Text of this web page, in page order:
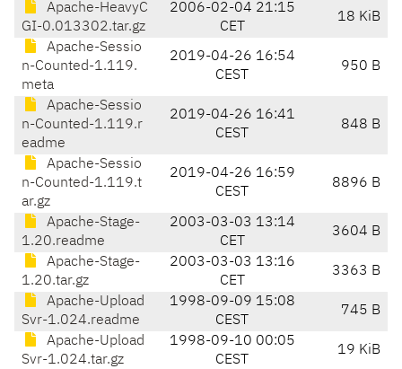
Apache-HeavyC
GI-0.013302.tar.gz
2006-02-04 21:15
CET
18 KiB
Apache-Sessio
n-Counted-1.119.
meta
2019-04-26 16:54
CEST
950 B
Apache-Sessio
n-Counted-1.119.r
eadme
2019-04-26 16:41
CEST
848 B
Apache-Sessio
n-Counted-1.119.t
ar.gz
2019-04-26 16:59
CEST
8896 B
Apache-Stage-
1.20.readme
2003-03-03 13:14
CET
3604 B
Apache-Stage-
1.20.tar.gz
2003-03-03 13:16
CET
3363 B
Apache-Upload
Svr-1.024.readme
1998-09-09 15:08
CEST
745 B
Apache-Upload
Svr-1.024.tar.gz
1998-09-10 00:05
CEST
19 KiB